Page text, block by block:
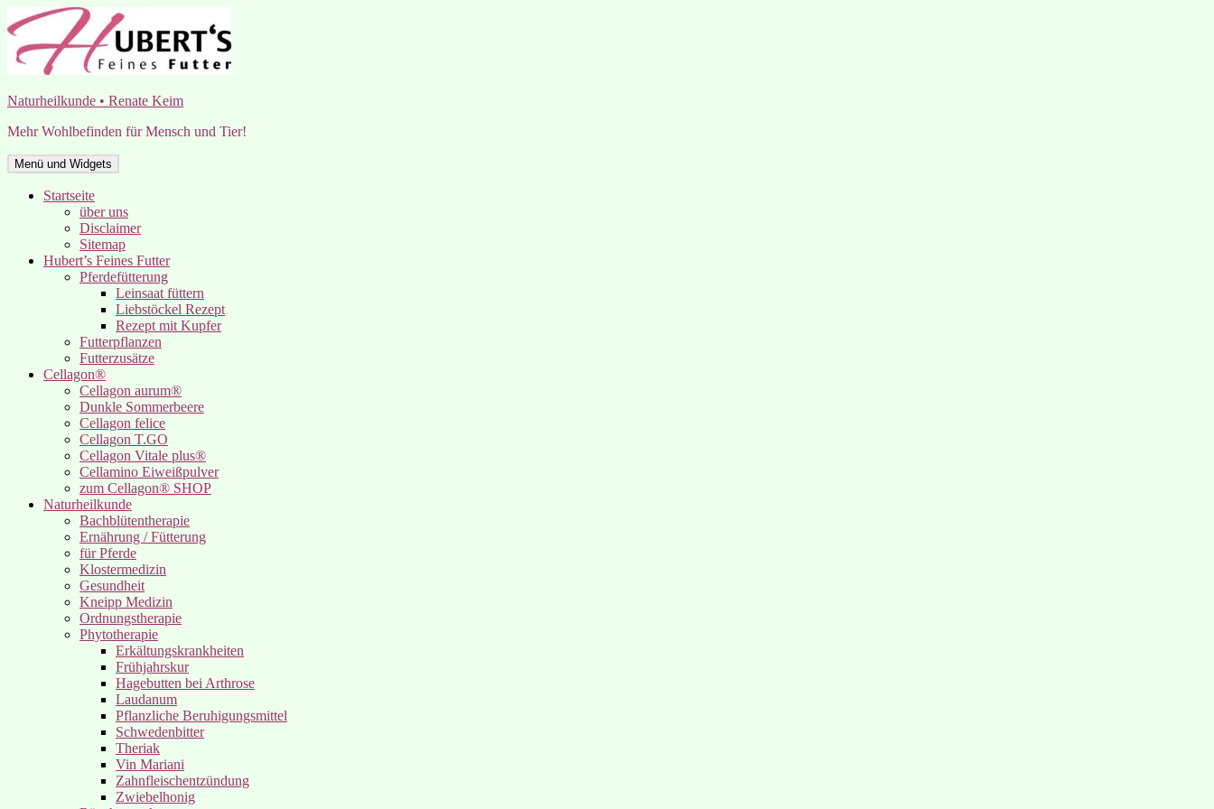
Zum
Inhalt
springen
Naturheilkunde • Renate Keim
Mehr Wohlbefinden für Mensch und Tier!
Menü und Widgets
Startseite
über uns
Disclaimer
Sitemap
Hubert’s Feines Futter
Pferdefütterung
Leinsaat füttern
Liebstöckel Rezept
Rezept mit Kupfer
Futterpflanzen
Futterzusätze
Cellagon®
Cellagon aurum®
Dunkle Sommerbeere
Cellagon felice
Cellagon T.GO
Cellagon Vitale plus®
Cellamino Eiweißpulver
zum Cellagon® SHOP
Naturheilkunde
Bachblütentherapie
Ernährung / Fütterung
für Pferde
Klostermedizin
Gesundheit
Kneipp Medizin
Ordnungstherapie
Phytotherapie
Erkältungskrankheiten
Frühjahrskur
Hagebutten bei Arthrose
Laudanum
Pflanzliche Beruhigungsmittel
Schwedenbitter
Theriak
Vin Mariani
Zahnfleischentzündung
Zwiebelhonig